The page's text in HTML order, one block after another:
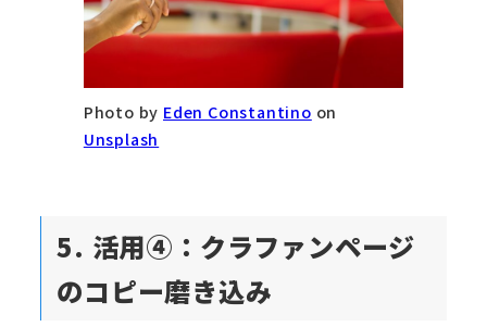
Photo by Eden Constantino on
Unsplash
5. 活用④：クラファンページ
のコピー磨き込み